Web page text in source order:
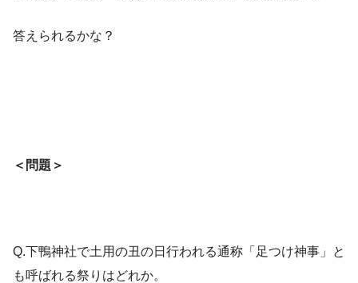
答えられるかな？
＜問題＞
Q.下鴨神社で土用の丑の日行われる通称「足つけ神事」と
も呼ばれる祭りはどれか。